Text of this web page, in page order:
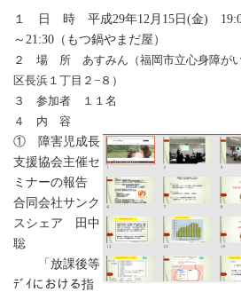
１ 日 時 平成29年12月15日(金)
～21:30（もつ鍋やまだ屋）
２ 場 所 あすみん（福岡市立心身障が
区長浜１丁目２−８ ）
３ 参加者 １１名
４ 内 容
① 障害児成長
支援協会主催セ
ミナーの報告
合同会社サンク
スシェア 田中
聡
「放課後等
ﾃﾞｲにおける指